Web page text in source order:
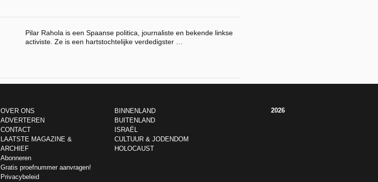
Pilar Rahola is een Spaanse politica, journaliste en bekende linkse
activiste. Ze is een hartstochtelijke verdedigster …
OVER ONS
ADVERTEREN
CONTACT
LAATSTE MAGAZINE &
ARCHIEF
Abonneren
Gratis proefnummer aanvragen!
Privacybeleid
BINNENLAND
BUITENLAND
ISRAËL
CULTUUR & JODENDOM
HOLOCAUST
2026